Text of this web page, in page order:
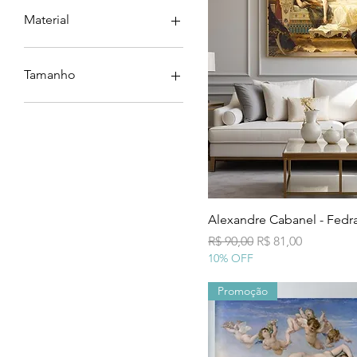
Material
canvas
poster
Tamanho
30x40
Visualização
Alexandre Cabanel -
Preço normal
R$ 90,00 Preço promocional
R$ 81,00
10% OFF
Promoção